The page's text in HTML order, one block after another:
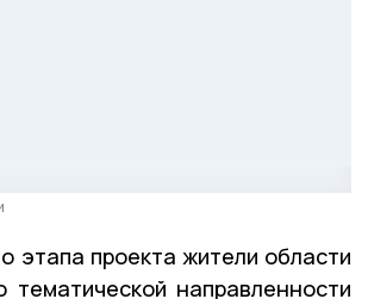
этапа проекта жители области
тематической направленности